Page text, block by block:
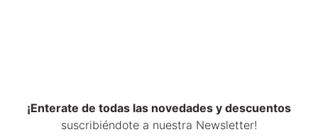
¡Enterate de todas las novedades y descuentos
suscribiéndote a nuestra Newsletter!